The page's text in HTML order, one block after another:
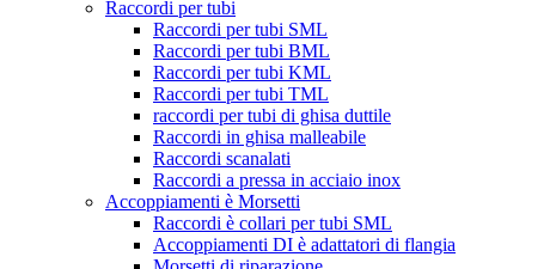
Raccordi per tubi
Raccordi per tubi SML
Raccordi per tubi BML
Raccordi per tubi KML
Raccordi per tubi TML
raccordi per tubi di ghisa duttile
Raccordi in ghisa malleabile
Raccordi scanalati
Raccordi a pressa in acciaio inox
Accoppiamenti è Morsetti
Raccordi è collari per tubi SML
Accoppiamenti DI è adattatori di flangia